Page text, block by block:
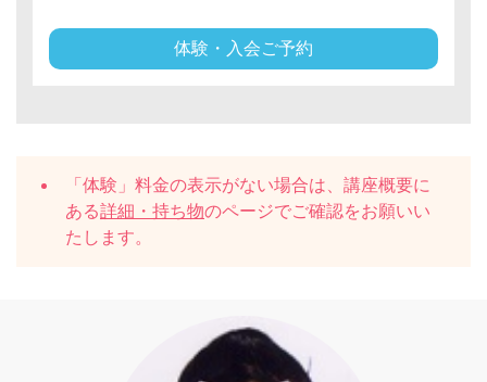
体験・入会ご予約
「体験」料金の表示がない場合は、講座概要に
ある詳細・持ち物のページでご確認をお願いい
たします。